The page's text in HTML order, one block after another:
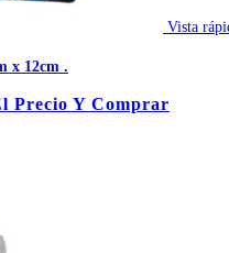
Vista
x 12cm .
Precio Y Comprar